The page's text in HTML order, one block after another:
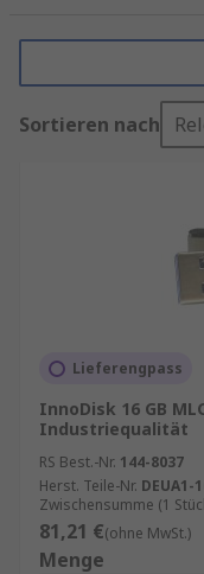
Sortieren nach
Lieferengpass
InnoDisk 16 GB
Industriequalität
RS Best.-Nr. 144-8037
Herst. Teile-Nr. DEUA1-
Zwischensumme (1
81,21 €(ohne MwSt.)
Menge